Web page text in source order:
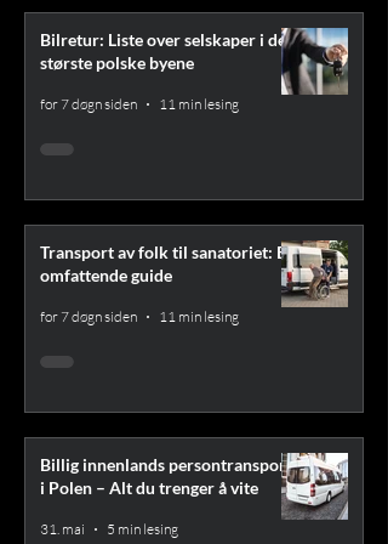
Bilretur: Liste over selskaper i de
største polske byene
for 7 døgn siden 11 min lesing
Transport av folk til sanatoriet: En
omfattende guide
for 7 døgn siden 11 min lesing
Billig innenlands persontransport
i Polen – Alt du trenger å vite
31. mai 5 min lesing